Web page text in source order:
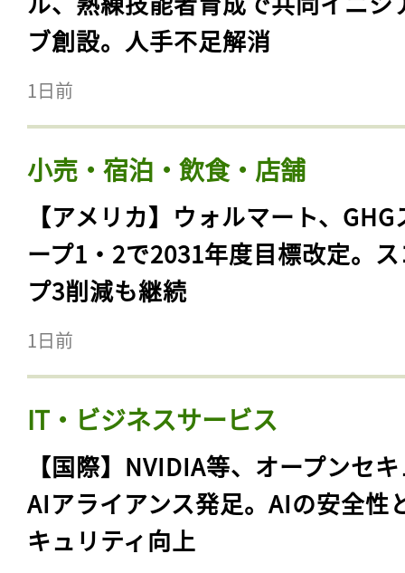
建設・不動産
【アメリカ】ブラックロックやグ
ル、熟練技能者育成で共同イニシ
ブ創設。人手不足解消
1日前
小売・宿泊・飲食・店舗
【アメリカ】ウォルマート、GHG
ープ1・2で2031年度目標改定。
プ3削減も継続
1日前
IT・ビジネスサービス